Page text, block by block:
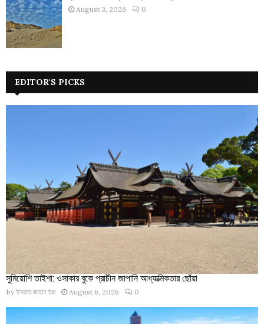
August 3, 2026 0
EDITOR'S PICKS
সুমিয়োশি তাইশা: ওসাকার বুকে প্রাচীন জাপানি আধ্যাত্মিকতার ছোঁয়া
by ইসরাত জাহান ইরা August 6, 2026 0